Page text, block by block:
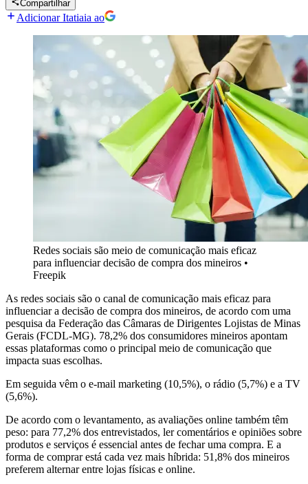
Compartilhar
Adicionar Itatiaia ao
Redes sociais são meio de comunicação mais eficaz
para influenciar decisão de compra dos mineiros •
Freepik
As redes sociais são o canal de comunicação mais eficaz para
influenciar a decisão de compra dos mineiros, de acordo com uma
pesquisa da Federação das Câmaras de Dirigentes Lojistas de Minas
Gerais (FCDL-MG). 78,2% dos consumidores mineiros apontam
essas plataformas como o principal meio de comunicação que
impacta suas escolhas.
Em seguida vêm o e-mail marketing (10,5%), o rádio (5,7%) e a TV
(5,6%).
De acordo com o levantamento, as avaliações online também têm
peso: para 77,2% dos entrevistados, ler comentários e opiniões sobre
produtos e serviços é essencial antes de fechar uma compra. E a
forma de comprar está cada vez mais híbrida: 51,8% dos mineiros
preferem alternar entre lojas físicas e online.